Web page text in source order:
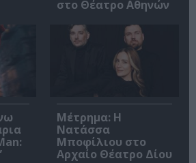
στο Θέατρο Αθηνών
Μέτρημα: Η
Νατάσσα
Μποφίλιου στο
Αρχαίο Θέατρο Δίου